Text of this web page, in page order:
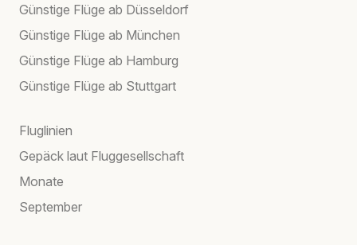
Günstige Flüge ab Düsseldorf
Günstige Flüge ab München
Günstige Flüge ab Hamburg
Günstige Flüge ab Stuttgart
Fluglinien
Gepäck laut Fluggesellschaft
Monate
September